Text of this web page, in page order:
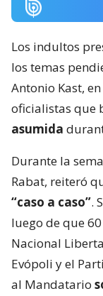
Los indultos
los temas
Antonio Kast,
oficialistas que
asumida
Durante la
Rabat, reiteró
“caso a caso”.
luego de que
Nacional
Evópoli y el
al Mandatario